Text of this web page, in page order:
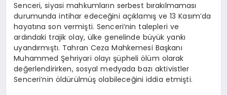
Senceri, siyasi mahkumların serbest bırakılmaması
durumunda intihar edeceğini açıklamış ve 13 Kasım’da
hayatına son vermişti. Senceri’nin talepleri ve
ardındaki trajik olay, ülke genelinde büyük yankı
uyandırmıştı. Tahran Ceza Mahkemesi Başkanı
Muhammed Şehriyari olayı şüpheli ölüm olarak
değerlendirirken, sosyal medyada bazı aktivistler
Senceri’nin öldürülmüş olabileceğini iddia etmişti.